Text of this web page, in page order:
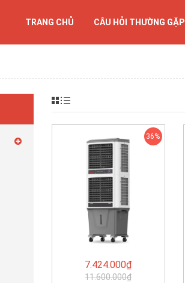
TRANG CHỦ CÂU HỎI THƯỜNG GẶP
7.424.000₫
11.600.000₫
36%